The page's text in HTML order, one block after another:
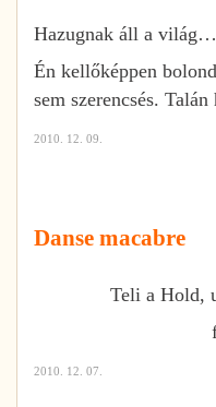
Hazugnak áll a
Én kellőképpen
sem szerencsés. Talán
2010. 12. 09.
Danse macabre
Teli a Hold,
2010. 12. 07.